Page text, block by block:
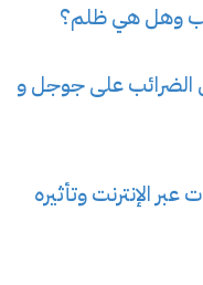
وهل هي ظلم؟
الصحافة 2018 وفرض الضرائب على جوجل و
الإنترنت وتأثيره